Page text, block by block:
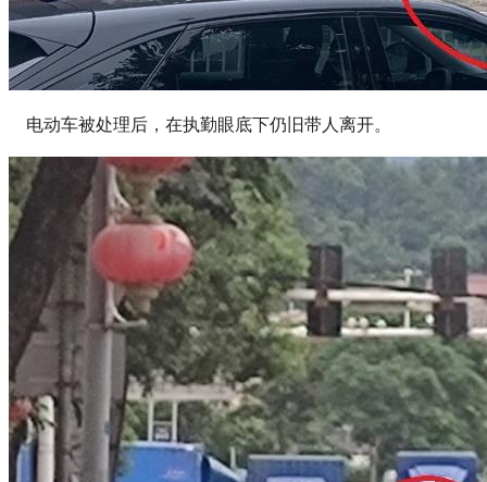
电动车被处理后，在执勤眼底下仍旧带人离开。